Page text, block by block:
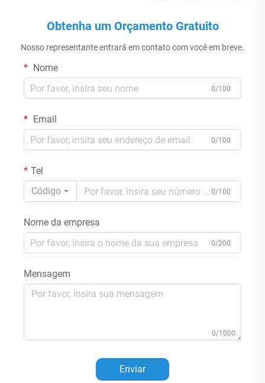
Obtenha um Orçamento Gratuito
Nosso representante entrará em contato com você em breve.
Nome
0/100
Email
0/100
Tel
Código
0/100
Nome da empresa
0/200
Mensagem
0/1000
Enviar